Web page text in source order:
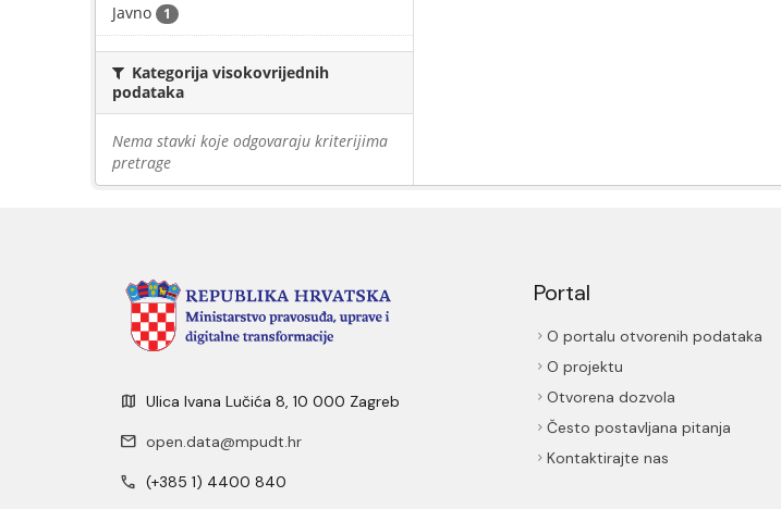
Javno 1
Kategorija visokovrijednih
podataka
Nema stavki koje odgovaraju kriterijima
pretrage